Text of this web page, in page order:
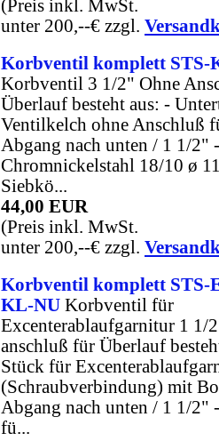
(Preis inkl. MwSt.
unter 200,--€ zzgl.
Korbventil komplett STS-
Korbventil 3 1/2" Ohne
Überlauf besteht aus: -
Ventilkelch ohne Anschluß
Abgang nach unten / 1 1/2"
Chromnickelstahl 18/10 ø
Siebkö...
44,00 EUR
(Preis inkl. MwSt.
unter 200,--€ zzgl.
Korbventil komplett STS-
KL-NU Korbventil für
Excenterablaufgarnitur 1 1/
anschluß für Überlauf
Stück für
(Schraubverbindung) mit
Abgang nach unten / 1 1/2"
fü...